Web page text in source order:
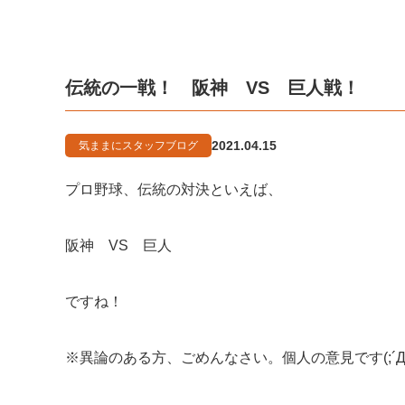
伝統の一戦！ 阪神 VS 巨人戦！
気ままにスタッフブログ 2021.04.15
プロ野球、伝統の対決といえば、
阪神 VS 巨人
ですね！
※異論のある方、ごめんなさい。個人の意見です